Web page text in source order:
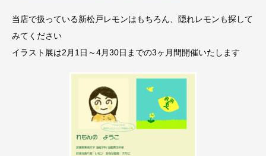
当店で扱っている新松戸レモンはもちろん、隠れレモンも探して
みてください
イラスト展は2月1日～4月30日までの3ヶ月間開催いたします